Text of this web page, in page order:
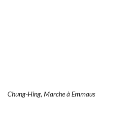
Chung-Hing, Marche à Emmaus